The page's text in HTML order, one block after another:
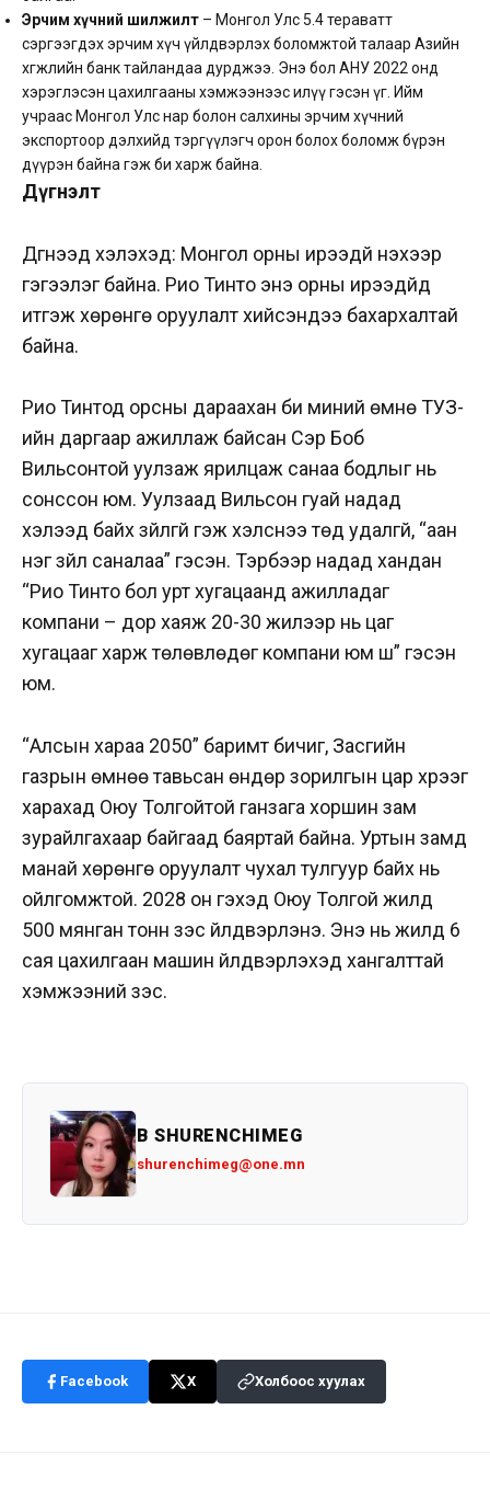
Эрчим хүчний шилжилт – Монгол Улс 5.4 тераватт
сэргээгдэх эрчим хүч үйлдвэрлэх боломжтой талаар Азийн
хөгжлийн банк тайландаа дурджээ. Энэ бол АНУ 2022 онд
хэрэглэсэн цахилгааны хэмжээнээс илүү гэсэн үг. Ийм
учраас Монгол Улс нар болон салхины эрчим хүчний
экспортоор дэлхийд тэргүүлэгч орон болох боломж бүрэн
дүүрэн байна гэж би харж байна.
Дүгнэлт
Дүгнээд хэлэхэд: Монгол орны ирээдүй үнэхээр
гэгээлэг байна. Рио Тинто энэ орны ирээдүйд
итгэж хөрөнгө оруулалт хийсэндээ бахархалтай
байна.
Рио Тинтод орсны дараахан би миний өмнө ТУЗ-
ийн даргаар ажиллаж байсан Сэр Боб
Вильсонтой уулзаж ярилцаж санаа бодлыг нь
сонссон юм. Уулзаад Вильсон гуай надад
хэлээд байх зүйлгүй гэж хэлснээ төд удалгүй, “аан
нэг зүйл саналаа” гэсэн. Тэрбээр надад хандан
“Рио Тинто бол урт хугацаанд ажилладаг
компани – дор хаяж 20-30 жилээр нь цаг
хугацааг харж төлөвлөдөг компани юм шүү” гэсэн
юм.
“Алсын хараа 2050” баримт бичиг, Засгийн
газрын өмнөө тавьсан өндөр зорилгын цар хүрээг
харахад Оюу Толгойтой ганзага хоршин зам
зурайлгахаар байгаад баяртай байна. Уртын замд
манай хөрөнгө оруулалт чухал тулгуур байх нь
ойлгомжтой. 2028 он гэхэд Оюу Толгой жилд
500 мянган тонн зэс үйлдвэрлэнэ. Энэ нь жилд 6
сая цахилгаан машин үйлдвэрлэхэд хангалттай
хэмжээний зэс.
B SHURENCHIMEG
shurenchimeg@one.mn
Facebook X Холбоос хуулах